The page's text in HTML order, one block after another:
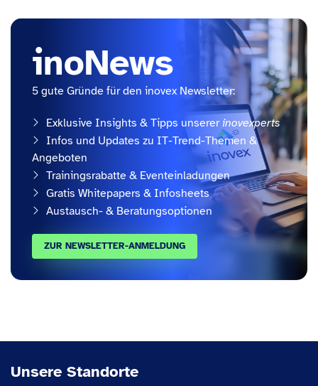
inoNews
5 gute Gründe für den inovex Newsletter:
Exklusive Insights & Tipps unserer inovexperts
Infos und Updates zu IT-Trend-Themen &
Angeboten
Trainingsrabatte & Eventeinladungen
Gratis Whitepapers & Infosheets
Austausch- & Beratungsoptionen
ZUR NEWSLETTER-ANMELDUNG
Unsere Standorte